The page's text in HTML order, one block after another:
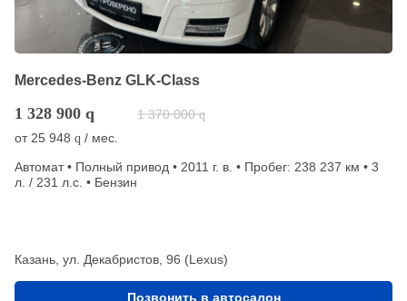
Mercedes-Benz GLK-Class
1 328 900 q 1 370 000 q
от 25 948 q / мес.
Автомат • Полный привод • 2011 г. в. • Пробег: 238 237 км • 3
л. / 231 л.с. • Бензин
Казань, ул. Декабристов, 96 (Lexus)
Позвонить в автосалон